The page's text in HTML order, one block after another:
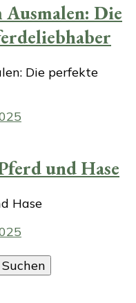
Die
Die perfekte
und Hase
Hase
Suchen